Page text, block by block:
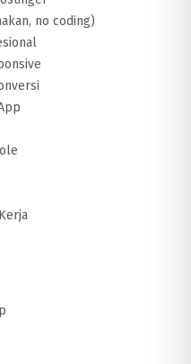
no coding)